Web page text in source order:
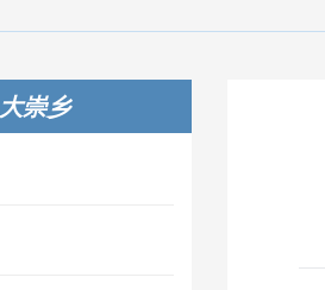
大崇乡